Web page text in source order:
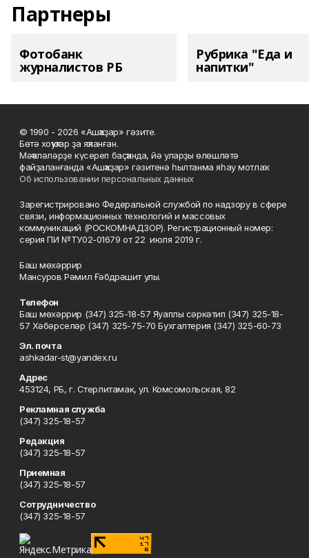
Партнеры
Фотобанк
журналистов РБ
Рубрика "Еда и
напитки"
© 1990 - 2026 «Ашҡаҙар» гәзите.
Бөтә хоҡуҡтар ҙа яҡланған.
Мәҡәләләрҙе күсереп баҫҡанда, йә уларҙы өлөшләтә
файҙаланғанда «Ашҡаҙар» гәзитенә һылтанма яһау мотлаҡ.
Об использовании персональных данных
Зарегистрировано Федеральной службой по надзору в сфере
связи, информационных технологий и массовых
коммуникаций (РОСКОМНАДЗОР). Регистрационный номер:
серия ПИ №ТУ02-01679 от 22 июля 2019 г.
Баш мөхәррир
Мансуров Рәмил Ғәбдрәшит улы.
Телефон
Баш мөхәррир (347) 325-18-57 Яуаплы сәркәтип (347) 325-18-
57 Хәбәрселәр (347) 325-75-70 Бухгалтерия (347) 325-60-73
Эл. почта
ashkadar-st@yandex.ru
Адрес
453124, РБ, г. Стерлитамак, ул. Комсомольская, 82
Рекламная служба
(347) 325-18-57
Редакция
(347) 325-18-57
Приемная
(347) 325-18-57
Сотрудничество
(347) 325-18-57